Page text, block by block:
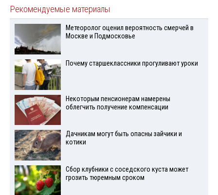
Рекомендуемые материалы
Метеоролог оценил вероятность смерчей в
Москве и Подмосковье
Почему старшеклассники прогуливают уроки
Некоторым пенсионерам намерены
облегчить получение компенсации
Дачникам могут быть опасны зайчики и
котики
Сбор клубники с соседского куста может
грозить тюремным сроком